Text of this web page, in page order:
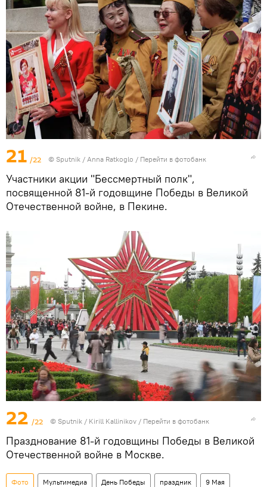
21 /22 © Sputnik / Anna Ratkoglo / Перейти в фотобанк
Участники акции "Бессмертный полк",
посвященной 81-й годовщине Победы в Великой
Отечественной войне, в Пекине.
22 /22 © Sputnik / Kirill Kallinikov / Перейти в фотобанк
Празднование 81-й годовщины Победы в Великой
Отечественной войне в Москве.
Фото Мультимедиа День Победы праздник 9 Мая